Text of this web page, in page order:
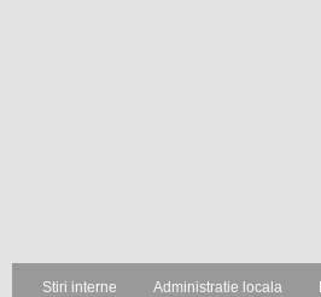
Stiri interne Administratie locala